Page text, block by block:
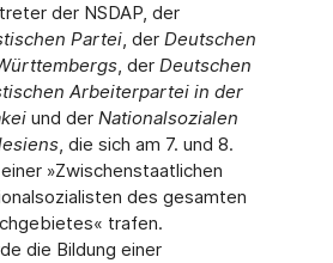
der NSDAP, der
Partei, der Deutschen
, der Deutschen
Arbeiterpartei in der
und der Nationalsozialen
, die sich am 7. und 8.
»Zwischenstaatlichen
des gesamten
trafen.
die Bildung einer